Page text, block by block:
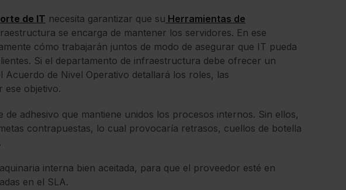
de IT necesita garantizar que su Herramientas de
se encarga de mantener los servidores. En ese
cómo trabajarán juntos de modo de asegurar que IT pueda
Si el departamento de infraestructura debe ofrecer un
de Nivel Operativo detallará los roles, las
ese objetivo.
adhesivo que mantiene unidos los procesos internos. Sin ellos,
contrapuestas, lo cual provocaría retrasos, cuellos de botella
interna bien aceitada, para que el proveedor esté en
en el SLA.